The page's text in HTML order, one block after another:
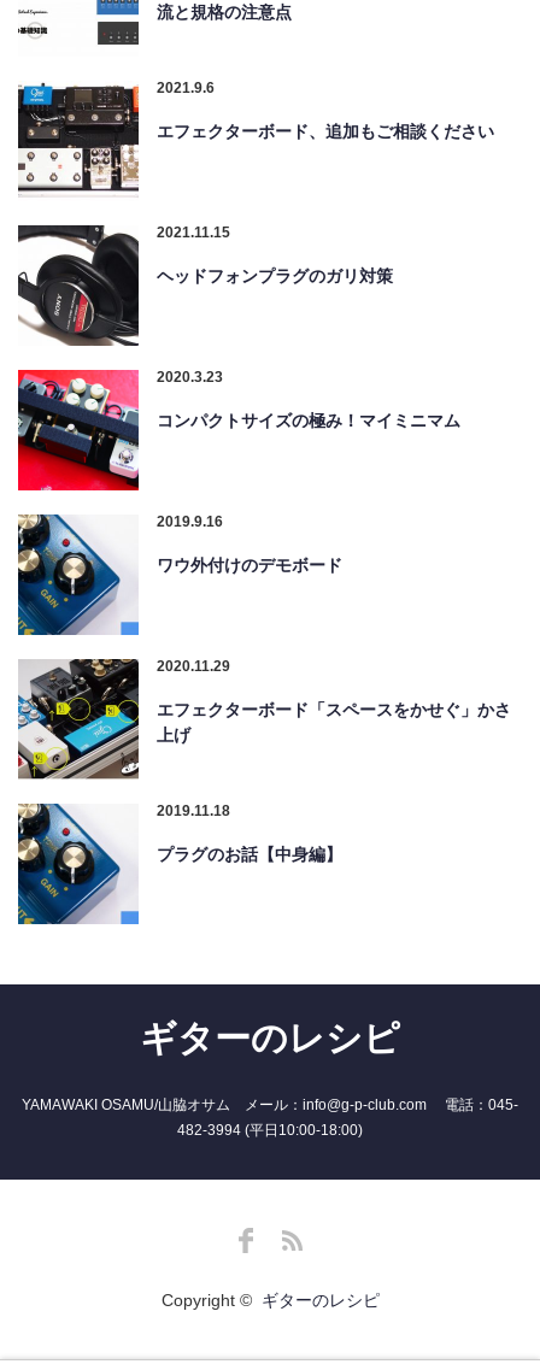
流と規格の注意点
2021.9.6
エフェクターボード、追加もご相談ください
2021.11.15
ヘッドフォンプラグのガリ対策
2020.3.23
コンパクトサイズの極み！マイミニマム
2019.9.16
ワウ外付けのデモボード
2020.11.29
エフェクターボード「スペースをかせぐ」かさ
上げ
2019.11.18
プラグのお話【中身編】
ギターのレシピ
YAMAWAKI OSAMU/山脇オサム メール：info@g-p-club.com 電話：045-
482-3994 (平日10:00-18:00)
Copyright © ギターのレシピ